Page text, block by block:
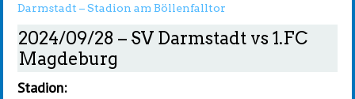
Darmstadt – Stadion am Böllenfalltor
2024/09/28 – SV Darmstadt vs 1.FC
Magdeburg
Stadion: